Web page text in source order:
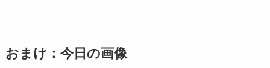
おまけ：今日の画像